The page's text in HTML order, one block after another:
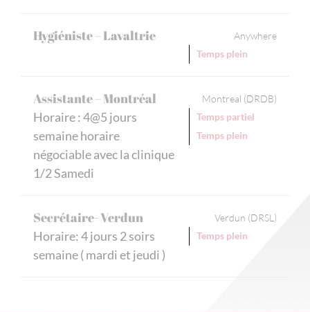
Hygiéniste – Lavaltrie Anywhere
Temps plein
Assistante – Montréal
Horaire : 4@5 jours
semaine horaire
négociable avec la clinique
1/2 Samedi
Montreal (DRDB)
Temps partiel
Temps plein
Secrétaire- Verdun
Horaire: 4 jours 2 soirs
semaine ( mardi et jeudi )
Verdun (DRSL)
Temps plein